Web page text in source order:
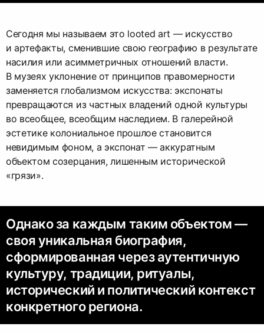
Сегодня мы называем это looted art — искусство
и артефакты, сменившие свою географию в результате
насилия или асимметричных отношений власти.
В музеях уклонение от принципов правомерности
заменяется глобализмом искусства: экспонаты
превращаются из частных владений одной культуры
во всеобщее, всеобщим наследием. В галерейной
эстетике колониальное прошлое становится
невидимым фоном, а экспонат — аккуратным
объектом созерцания, лишенным исторической
«грязи».
Однако за каждым таким объектом —
своя уникальная биография,
сформированная через аутентичную
культуру, традиции, ритуалы,
исторический и политический контекст
конкретного региона.